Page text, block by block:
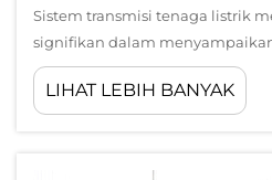
Sistem transmisi tenaga listrik
signifikan dalam
melintasi jarak yang sangat
paling kritis dalam mengurangi
LIHAT LEBIH BANYAK